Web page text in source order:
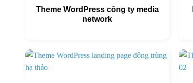
Theme WordPress công ty media
network